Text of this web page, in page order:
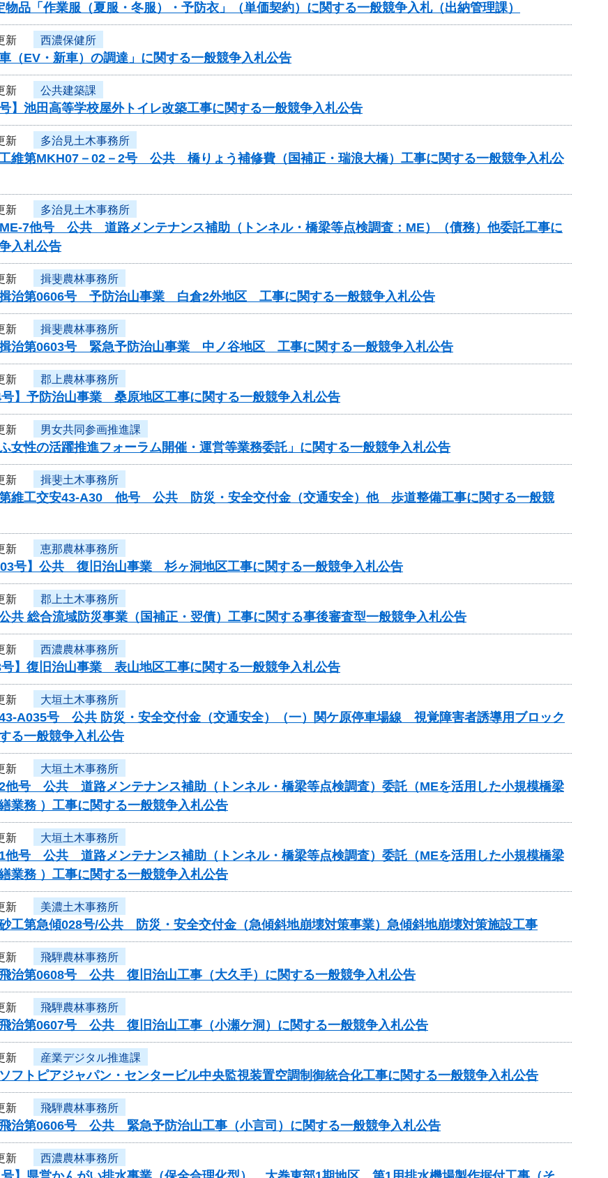
物品「作業服（夏服・冬服）・予防衣」（単価契約）に関する一般競争入札（出納管理課）
新 西濃保健所
車（EV・新車）の調達」に関する一般競争入札公告
新 公共建築課
号】池田高等学校屋外トイレ改築工事に関する一般競争入札公告
新 多治見土木事務所
工維第MKH07－02－2号 公共 橋りょう補修費（国補正・瑞浪大橋）工事に関する一般競争入札公
新 多治見土木事務所
7他号 公共 道路メンテナンス補助（トンネル・橋梁等点検調査：ME）（債務）他委託工事に
入札公告
新 揖斐農林事務所
揖治第0606号 予防治山事業 白倉2外地区 工事に関する一般競争入札公告
新 揖斐農林事務所
揖治第0603号 緊急予防治山事業 中ノ谷地区 工事に関する一般競争入札公告
新 郡上農林事務所
号】予防治山事業 桑原地区工事に関する一般競争入札公告
新 男女共同参画推進課
ふ女性の活躍推進フォーラム開催・運営等業務委託」に関する一般競争入札公告
新 揖斐土木事務所
第維工交安43-A30 他号 公共 防災・安全交付金（交通安全）他 歩道整備工事に関する一般競
新 恵那農林事務所
号】公共 復旧治山事業 杉ヶ洞地区工事に関する一般競争入札公告
新 郡上土木事務所
公共 総合流域防災事業（国補正・翌債）工事に関する事後審査型一般競争入札公告
新 西濃農林事務所
号】復旧治山事業 表山地区工事に関する一般競争入札公告
新 大垣土木事務所
A035号 公共 防災・安全交付金（交通安全）（一）関ケ原停車場線 視覚障害者誘導用ブロック
る一般競争入札公告
新 大垣土木事務所
他号 公共 道路メンテナンス補助（トンネル・橋梁等点検調査）委託（MEを活用した小規模橋梁
業務 ）工事に関する一般競争入札公告
新 大垣土木事務所
他号 公共 道路メンテナンス補助（トンネル・橋梁等点検調査）委託（MEを活用した小規模橋梁
業務 ）工事に関する一般競争入札公告
新 美濃土木事務所
砂工第急傾028号/公共 防災・安全交付金（急傾斜地崩壊対策事業）急傾斜地崩壊対策施設工事
新 飛騨農林事務所
飛治第0608号 公共 復旧治山工事（大久手）に関する一般競争入札公告
新 飛騨農林事務所
飛治第0607号 公共 復旧治山工事（小瀬ケ洞）に関する一般競争入札公告
新 産業デジタル推進課
ソフトピアジャパン・センタービル中央監視装置空調制御統合化工事に関する一般競争入札公告
新 飛騨農林事務所
飛治第0606号 公共 緊急予防治山工事（小言司）に関する一般競争入札公告
新 西濃農林事務所